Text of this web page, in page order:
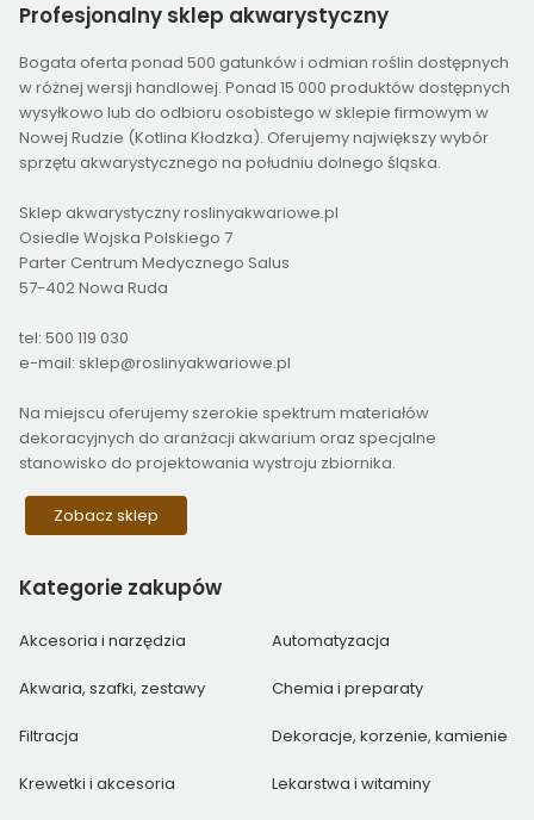
Profesjonalny sklep akwarystyczny
Bogata oferta ponad 500 gatunków i odmian roślin dostępnych
w różnej wersji handlowej. Ponad 15 000 produktów dostępnych
wysyłkowo lub do odbioru osobistego w sklepie firmowym w
Nowej Rudzie (Kotlina Kłodzka). Oferujemy największy wybór
sprzętu akwarystycznego na południu dolnego śląska.
Sklep akwarystyczny roslinyakwariowe.pl
Osiedle Wojska Polskiego 7
Parter Centrum Medycznego Salus
57-402 Nowa Ruda
tel: 500 119 030
e-mail: sklep@roslinyakwariowe.pl
Na miejscu oferujemy szerokie spektrum materiałów
dekoracyjnych do aranżacji akwarium oraz specjalne
stanowisko do projektowania wystroju zbiornika.
Zobacz sklep
Kategorie zakupów
Akcesoria i narzędzia Automatyzacja
Akwaria, szafki, zestawy Chemia i preparaty
Filtracja Dekoracje, korzenie, kamienie
Krewetki i akcesoria Lekarstwa i witaminy